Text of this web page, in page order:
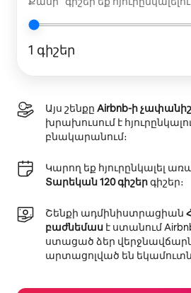
1 գիշեր
Այս շենքը Airbnb-ի
խրախուսում է
բնակարանում։
Կարող եք հյուրընկալել
Տարեկան 120 գիշերգիշեր։
Շենքի ադմինիստրացիան
բաժնեմաս է ստանում
ստացած ձեր
արտացոլված են